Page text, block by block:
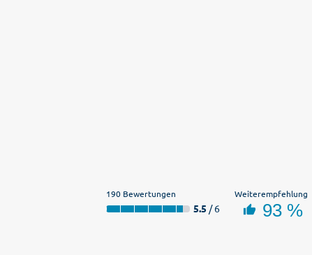
190 Bewertungen
5.5 / 6
Weiterempfehlung
93 %